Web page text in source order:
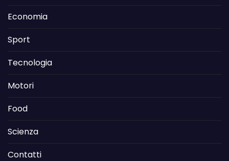
Economia
Sport
Tecnologia
Motori
Food
Scienza
Contatti